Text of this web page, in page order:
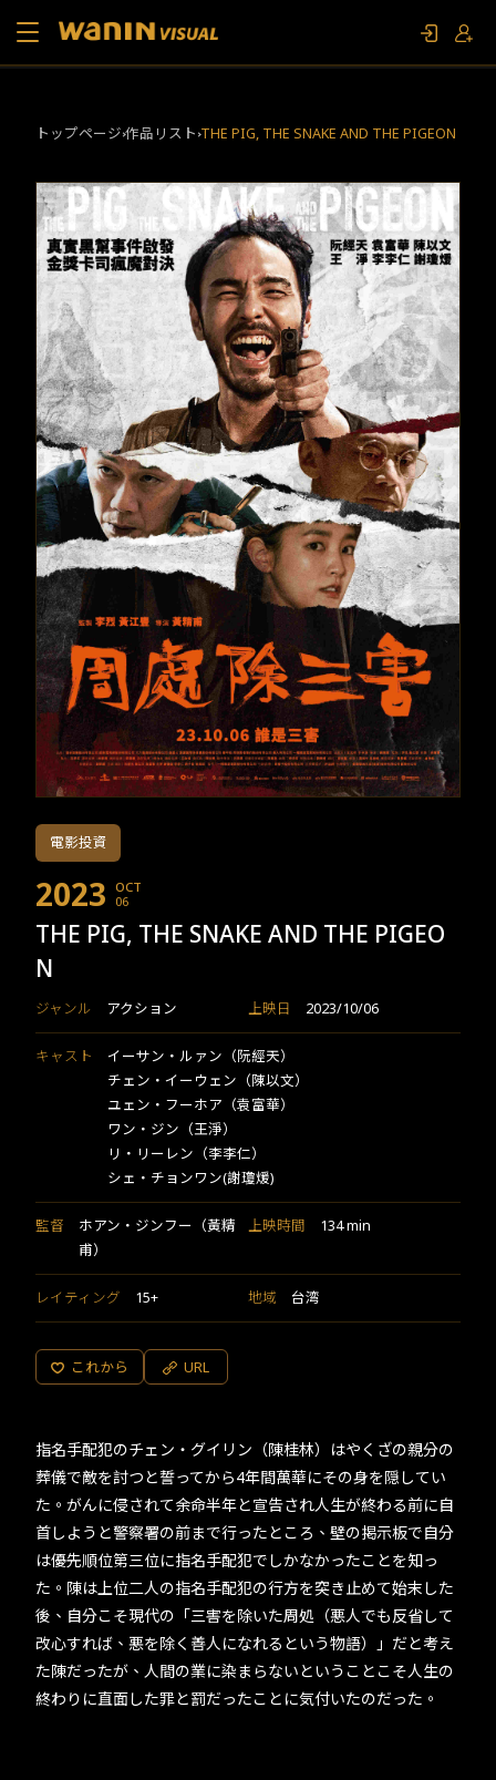
コラム
お問い合わせ
ファンイベント
TW JP KR
トップページ 作品リスト THE PIG, THE SNAKE AND THE PIGEON
電影投資
2023 OCT
06
THE PIG, THE SNAKE AND THE PIGEO
N
ジャンル アクション 上映日 2023/10/06
キャスト
イーサン・ルァン（阮經天）
チェン・イーウェン（陳以文）
ユェン・フーホア（袁富華）
ワン・ジン（王淨）
リ・リーレン（李李仁）
シェ・チョンワン(謝瓊煖)
監督
ホアン・ジンフー（黃精
甫）
上映時間 134 min
レイティング 15+ 地域 台湾
これから URL
指名手配犯のチェン・グイリン（陳桂林）はやくざの親分の
葬儀で敵を討つと誓ってから4年間萬華にその身を隠してい
た。がんに侵されて余命半年と宣告され人生が終わる前に自
首しようと警察署の前まで行ったところ、壁の掲示板で自分
は優先順位第三位に指名手配犯でしかなかったことを知っ
た。陳は上位二人の指名手配犯の行方を突き止めて始末した
後、自分こそ現代の「三害を除いた周処（悪人でも反省して
改心すれば、悪を除く善人になれるという物語）」だと考え
た陳だったが、人間の業に染まらないということこそ人生の
終わりに直面した罪と罰だったことに気付いたのだった。